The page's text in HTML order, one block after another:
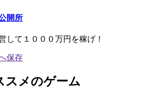
開所
して１０００万円を稼げ！
スメのゲーム